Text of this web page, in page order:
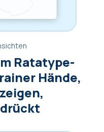
Ratatype-
Hände,